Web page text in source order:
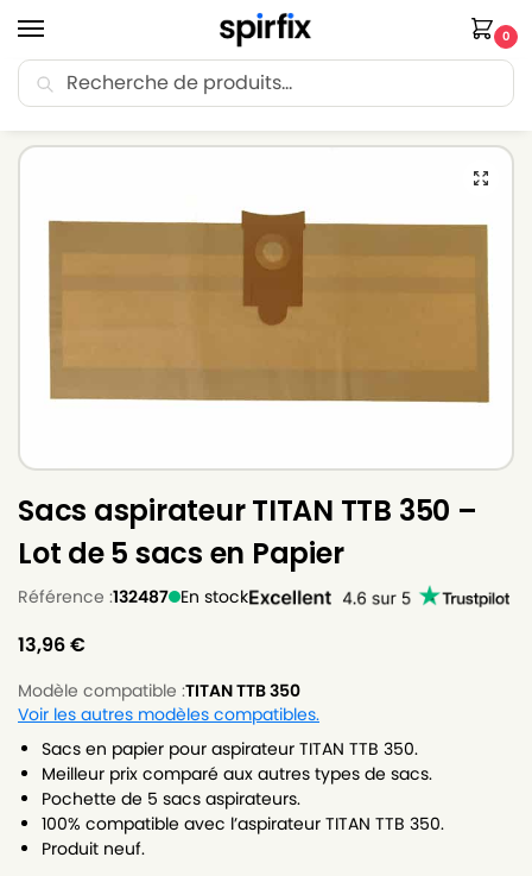
0
🚚 Livraison Point Relais offerte dès 30€ d’achat.
Sacs aspirateur TITAN TTB 350 –
Lot de 5 sacs en Papier
Référence :132487 En stock
13,96€
Modèle compatible :TITAN TTB 350
Voir les autres modèles compatibles.
Sacs en papier pour aspirateur TITAN TTB 350.
Meilleur prix comparé aux autres types de sacs.
Pochette de 5 sacs aspirateurs.
100% compatible avec l’aspirateur TITAN TTB 350.
Produit neuf.